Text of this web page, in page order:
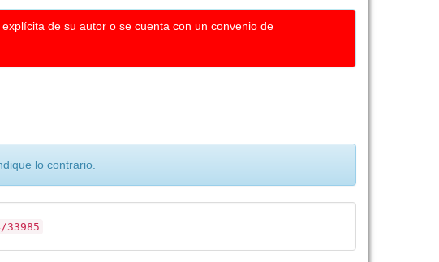
de su autor o se cuenta con un convenio de
lo contrario.